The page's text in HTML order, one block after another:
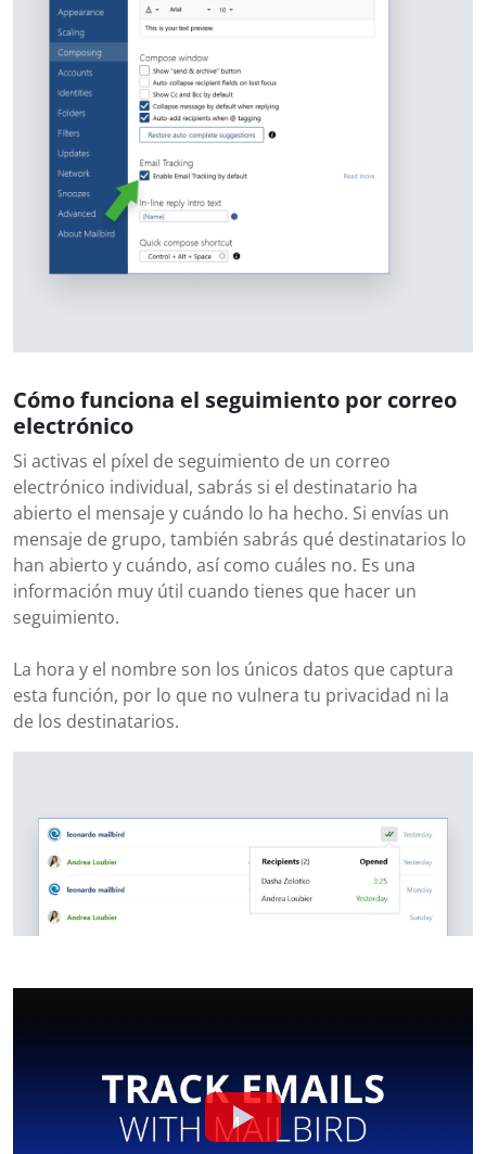
Cómo funciona el seguimiento por correo
electrónico
Si activas el píxel de seguimiento de un correo
electrónico individual, sabrás si el destinatario ha
abierto el mensaje y cuándo lo ha hecho. Si envías un
mensaje de grupo, también sabrás qué destinatarios lo
han abierto y cuándo, así como cuáles no. Es una
información muy útil cuando tienes que hacer un
seguimiento.
La hora y el nombre son los únicos datos que captura
esta función, por lo que no vulnera tu privacidad ni la
de los destinatarios.